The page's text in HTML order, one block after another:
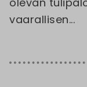
vaarallisen...